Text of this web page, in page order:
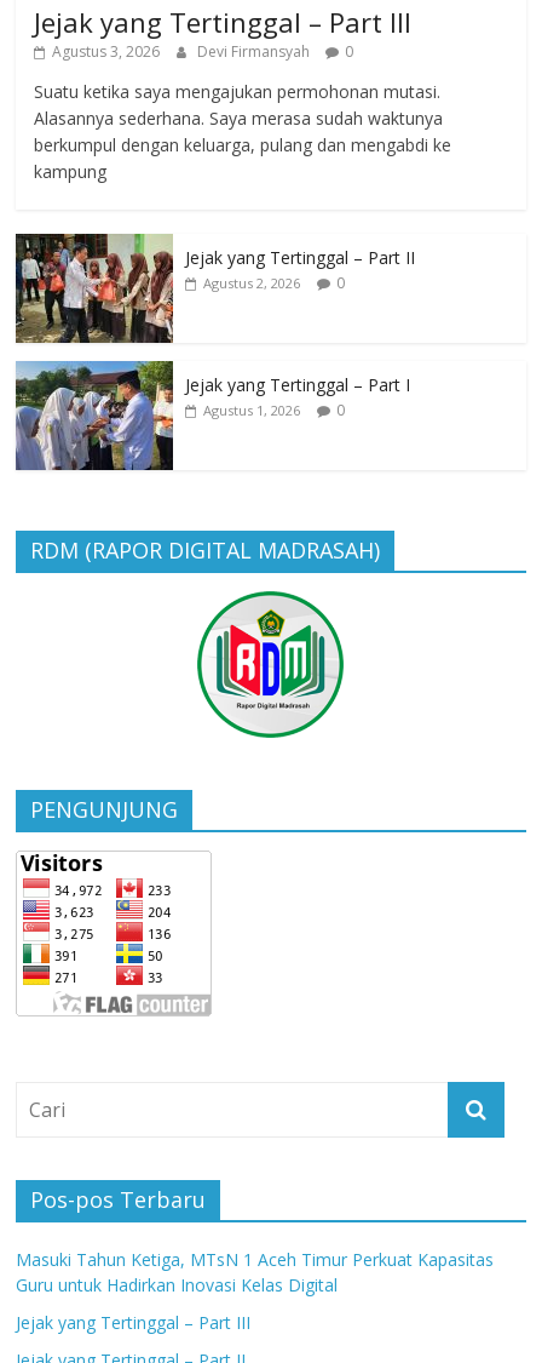
Jejak yang Tertinggal – Part III
Agustus 3, 2026 Devi Firmansyah 0
Suatu ketika saya mengajukan permohonan mutasi.
Alasannya sederhana. Saya merasa sudah waktunya
berkumpul dengan keluarga, pulang dan mengabdi ke
kampung
Jejak yang Tertinggal – Part II
Agustus 2, 2026 0
Jejak yang Tertinggal – Part I
Agustus 1, 2026 0
RDM (RAPOR DIGITAL MADRASAH)
PENGUNJUNG
Pos-pos Terbaru
Masuki Tahun Ketiga, MTsN 1 Aceh Timur Perkuat Kapasitas
Guru untuk Hadirkan Inovasi Kelas Digital
Jejak yang Tertinggal – Part III